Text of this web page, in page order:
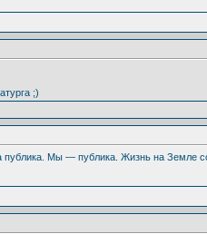
;)
публика. Мы — публика. Жизнь на